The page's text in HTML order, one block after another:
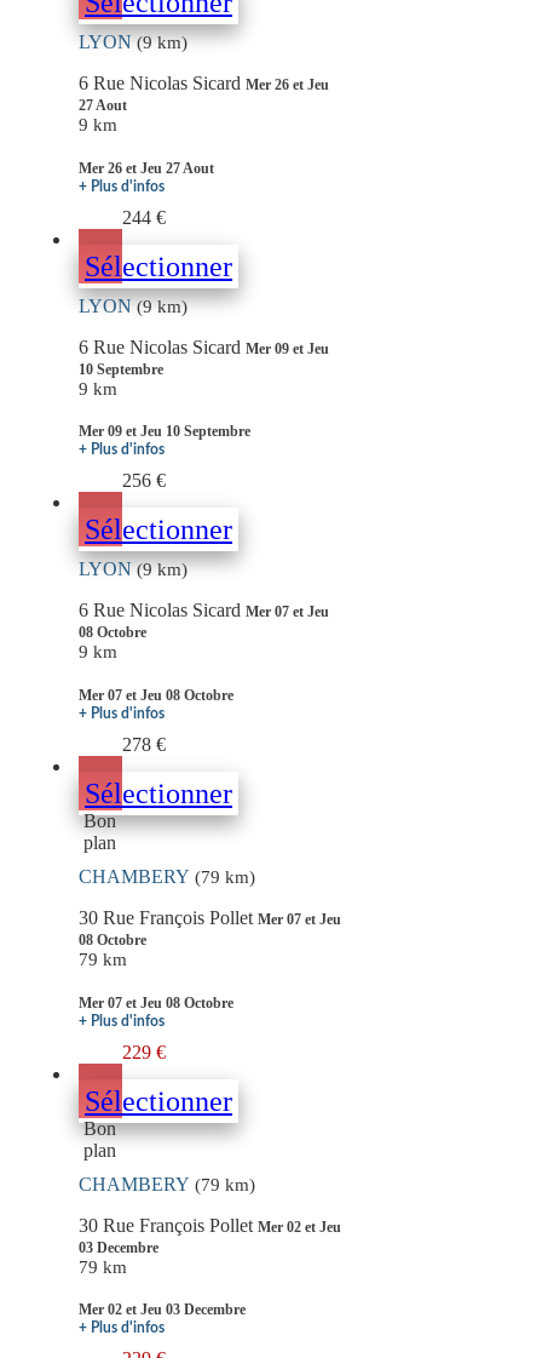
LYON(9 km)
6 Rue Nicolas Sicard Mer 26 et Jeu
27 Aout
9 km
Mer 26 et Jeu 27 Aout
+ Plus d'infos
244 €
Sélectionner
LYON(9 km)
6 Rue Nicolas Sicard Mer 09 et Jeu
10 Septembre
9 km
Mer 09 et Jeu 10 Septembre
+ Plus d'infos
256 €
Sélectionner
LYON(9 km)
6 Rue Nicolas Sicard Mer 07 et Jeu
08 Octobre
9 km
Mer 07 et Jeu 08 Octobre
+ Plus d'infos
278 €
Sélectionner
Bon
plan
CHAMBERY (79 km)
30 Rue François Pollet Mer 07 et Jeu
08 Octobre
79 km
Mer 07 et Jeu 08 Octobre
+ Plus d'infos
229 €
Sélectionner
Bon
plan
CHAMBERY (79 km)
30 Rue François Pollet Mer 02 et Jeu
03 Decembre
79 km
Mer 02 et Jeu 03 Decembre
+ Plus d'infos